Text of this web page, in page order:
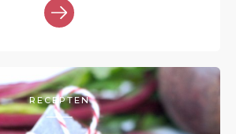
RECEPTEN